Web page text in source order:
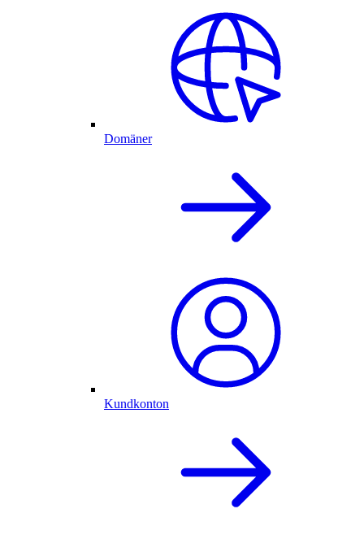
Domäner
Kundkonton